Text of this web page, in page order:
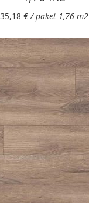
35,18 €/ paket 1,76 m2
DODAJ U KOŠARICU